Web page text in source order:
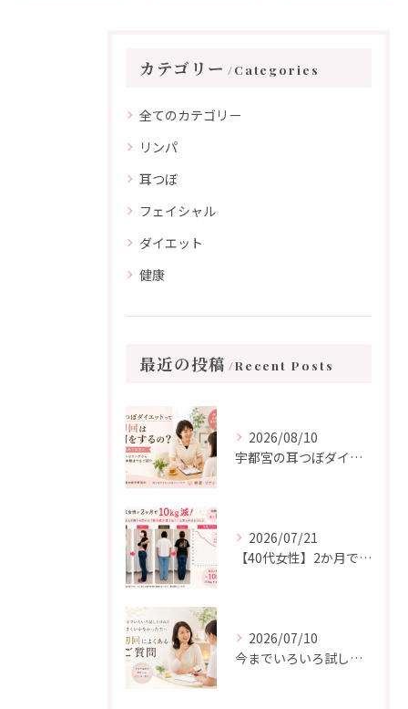
カテゴリー Categories
全てのカテゴリー
リンパ
耳つぼ
フェイシャル
ダイエット
健康
最近の投稿 Recent Posts
2026/08/10
宇都宮の耳つぼダイエット｜初回カウンセリングでは何をするの？
2026/07/21
【40代女性】2か月で10kg減！「このままではいけない」と決意した耳つぼダイエット成功事例
2026/07/10
今までいろいろ試してもうまくいかなかった方から、初回によくいただくご質問